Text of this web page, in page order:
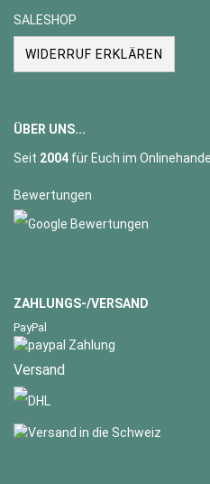
SALESHOP
WIDERRUF ERKLÄREN
ÜBER UNS...
Seit 2004 für Euch im
Bewertungen
ZAHLUNGS-/VERSAND
PayPal
Versand